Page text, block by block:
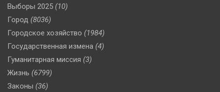
Выборы 2025 (10)
Город (8036)
Городское хозяйство (1984)
Государственная измена (4)
Гуманитарная миссия (3)
Жизнь (6799)
Законы (36)